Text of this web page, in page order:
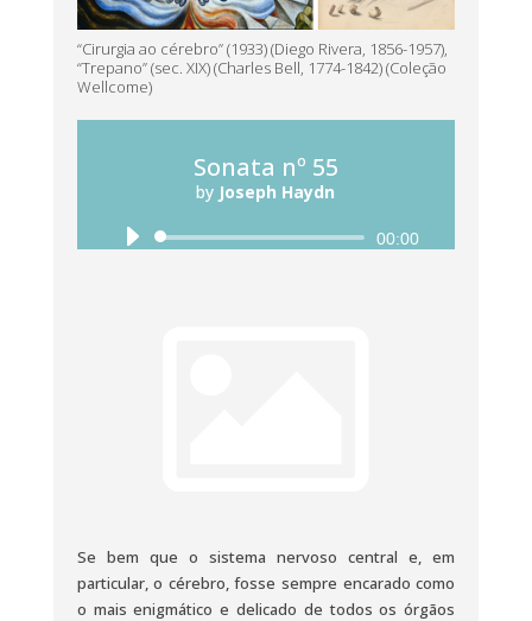
“Cirurgia ao cérebro” (1933) (Diego Rivera, 1856-1957),
“Trepano” (sec. XIX) (Charles Bell, 1774-1842) (Coleção
Wellcome)
Sonata nº 55
by Joseph Haydn
Reprodutor
00:00
Se bem que o sistema nervoso central e, em
particular, o cérebro, fosse sempre encarado como
o mais enigmático e delicado de todos os órgãos